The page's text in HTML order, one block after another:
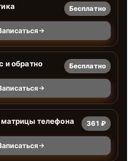
Бесплатно
и обратно Бесплатно
телефона 361 ₽